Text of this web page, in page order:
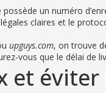
un numéro
claires et le
upguys.com, on trouve
que le délai
et